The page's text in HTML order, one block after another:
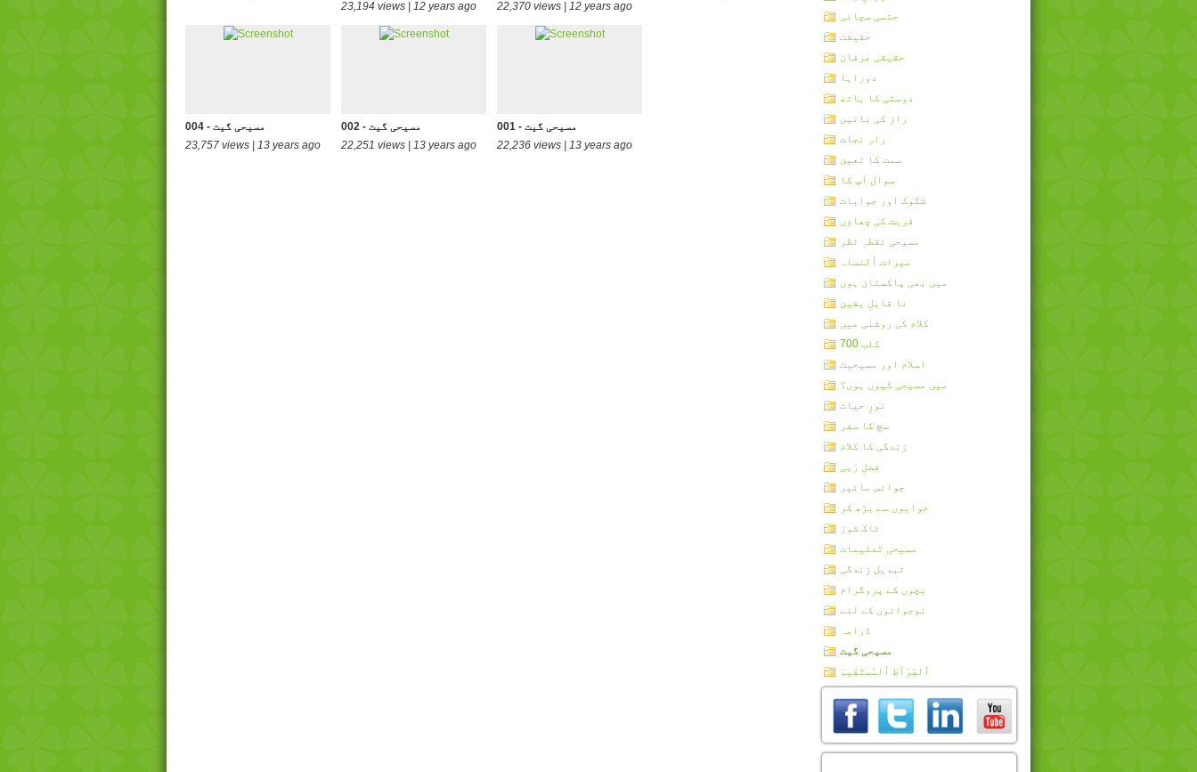
23,194 views | 12 years ago
22,370 views | 12 years ago
004 - مسیحی گیت
23,757 views | 13 years ago
002 - مسیحی گیت
22,251 views | 13 years ago
001 - مسیحی گیت
22,236 views | 13 years ago
حتمی سچائی
حقیقت
حقیقی عرفان
دوراہا
دوستی کا ہاتھ
راز کی باتیں
راہِ نجات
سمت کا تعین
سوال آپ کا
شکوک اور جوابات
قربت کی چھاؤں
مسیحی نقطہِ نظر
میرات اُلنساہ
میں بھی پاکستان ہوں
نا قابلِ یقین
کلام کی روشنی میں
کلب 700
اسلام اور مسیحیت
میں مسیحی کیوں ہوں؟
نورِ حیات
سچ کا سفر
زندگی کا کلام
فضلِ رَبی
جوائس مائیر
خوابوں سے بڑھ کر
ٹاک شوز
مسیحی تَعلیمات
تبدیل زندگی
بچوں کے پروگرام
نوجوانوں کے لئے
ڈرامہ
مسیحی گیت
اُلصِّرَٲطَ اُلمُستَقِيمَ